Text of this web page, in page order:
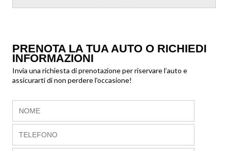
PRENOTA LA TUA AUTO O RICHIEDI
INFORMAZIONI
Invia una richiesta di prenotazione per riservare l’auto e
assicurarti di non perdere l'occasione!